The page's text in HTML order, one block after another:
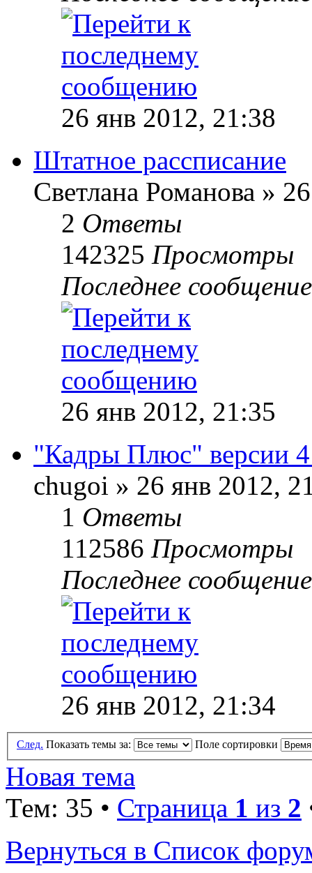
26 янв 2012, 21:38
Штатное рассписание
Светлана Романова »
2 Ответы
142325 Просмотры
Последнее сообщение
26 янв 2012, 21:35
"Кадры Плюс" версии
chugoi » 26 янв 2012,
1 Ответы
112586 Просмотры
Последнее сообщение
26 янв 2012, 21:34
След. Показать темы за: Поле сортировки
Новая тема
Тем: 35 • Страница 1 из 2
Вернуться в Список